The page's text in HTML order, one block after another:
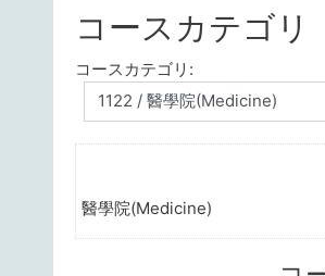
コースカテゴリ
コースカテゴリ:
醫學院(Medicine)